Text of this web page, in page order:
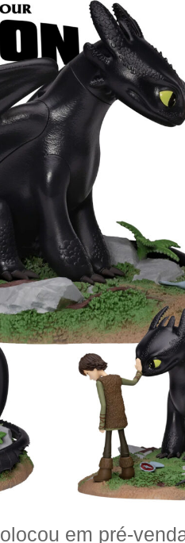
em pré-